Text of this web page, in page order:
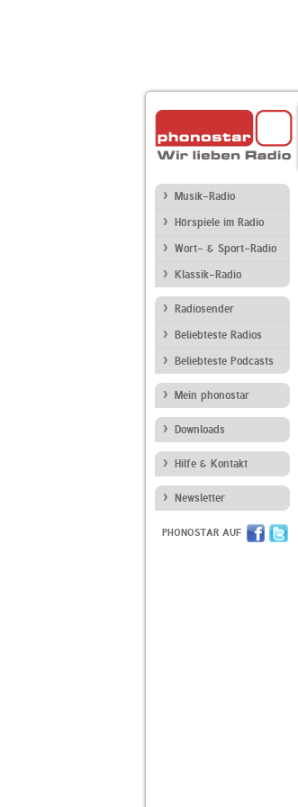
Musik-Radio
Hörspiele im Radio
Wort- & Sport-Radio
Klassik-Radio
Radiosender
Beliebteste Radios
Beliebteste Podcasts
Mein phonostar
Downloads
Hilfe & Kontakt
Newsletter
PHONOSTAR AUF